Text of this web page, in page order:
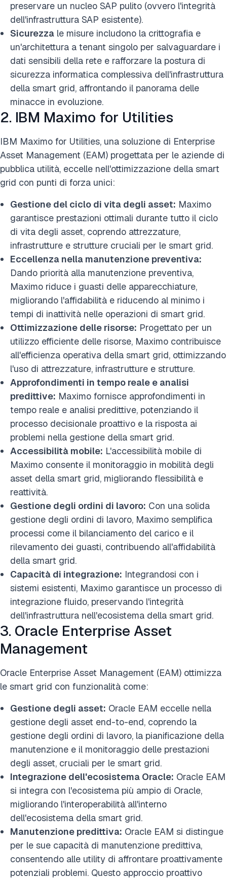
preservare un nucleo SAP pulito (ovvero l'integrità
dell'infrastruttura SAP esistente).
Sicurezza le misure includono la crittografia e
un'architettura a tenant singolo per salvaguardare i
dati sensibili della rete e rafforzare la postura di
sicurezza informatica complessiva dell'infrastruttura
della smart grid, affrontando il panorama delle
minacce in evoluzione.
2. IBM Maximo for Utilities
IBM Maximo for Utilities, una soluzione di Enterprise
Asset Management (EAM) progettata per le aziende di
pubblica utilità, eccelle nell'ottimizzazione della smart
grid con punti di forza unici:
Gestione del ciclo di vita degli asset: Maximo
garantisce prestazioni ottimali durante tutto il ciclo
di vita degli asset, coprendo attrezzature,
infrastrutture e strutture cruciali per le smart grid.
Eccellenza nella manutenzione preventiva:
Dando priorità alla manutenzione preventiva,
Maximo riduce i guasti delle apparecchiature,
migliorando l'affidabilità e riducendo al minimo i
tempi di inattività nelle operazioni di smart grid.
Ottimizzazione delle risorse: Progettato per un
utilizzo efficiente delle risorse, Maximo contribuisce
all'efficienza operativa della smart grid, ottimizzando
l'uso di attrezzature, infrastrutture e strutture.
Approfondimenti in tempo reale e analisi
predittive: Maximo fornisce approfondimenti in
tempo reale e analisi predittive, potenziando il
processo decisionale proattivo e la risposta ai
problemi nella gestione della smart grid.
Accessibilità mobile: L'accessibilità mobile di
Maximo consente il monitoraggio in mobilità degli
asset della smart grid, migliorando flessibilità e
reattività.
Gestione degli ordini di lavoro: Con una solida
gestione degli ordini di lavoro, Maximo semplifica
processi come il bilanciamento del carico e il
rilevamento dei guasti, contribuendo all'affidabilità
della smart grid.
Capacità di integrazione: Integrandosi con i
sistemi esistenti, Maximo garantisce un processo di
integrazione fluido, preservando l'integrità
dell'infrastruttura nell'ecosistema della smart grid.
3. Oracle Enterprise Asset
Management
Oracle Enterprise Asset Management (EAM) ottimizza
le smart grid con funzionalità come:
Gestione degli asset: Oracle EAM eccelle nella
gestione degli asset end-to-end, coprendo la
gestione degli ordini di lavoro, la pianificazione della
manutenzione e il monitoraggio delle prestazioni
degli asset, cruciali per le smart grid.
Integrazione dell'ecosistema Oracle: Oracle EAM
si integra con l'ecosistema più ampio di Oracle,
migliorando l'interoperabilità all'interno
dell'ecosistema della smart grid.
Manutenzione predittiva: Oracle EAM si distingue
per le sue capacità di manutenzione predittiva,
consentendo alle utility di affrontare proattivamente
potenziali problemi. Questo approccio proattivo